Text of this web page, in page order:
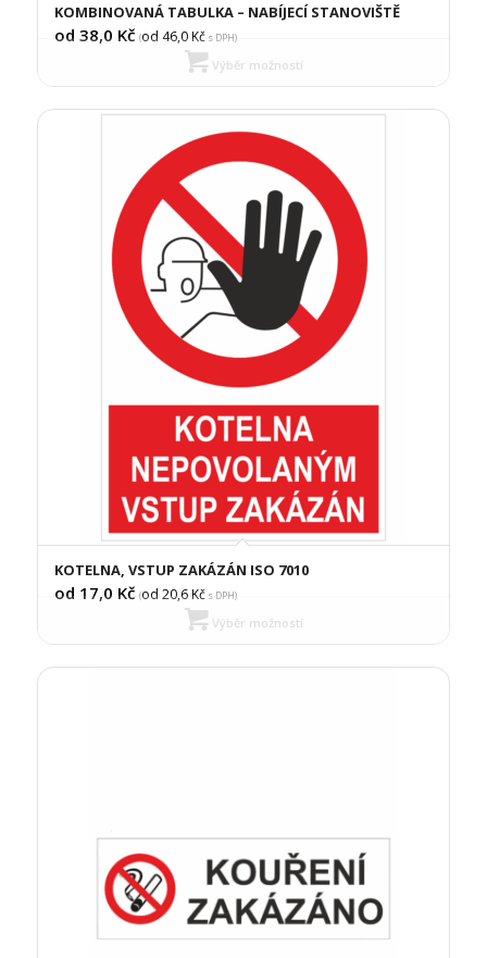
KOMBINOVANÁ TABULKA – NABÍJECÍ STANOVIŠTĚ
od 38,0 Kč (od 46,0Kčs DPH)
Výběr možností
KOTELNA, VSTUP ZAKÁZÁN ISO 7010
od 17,0 Kč (od 20,6Kčs DPH)
Výběr možností